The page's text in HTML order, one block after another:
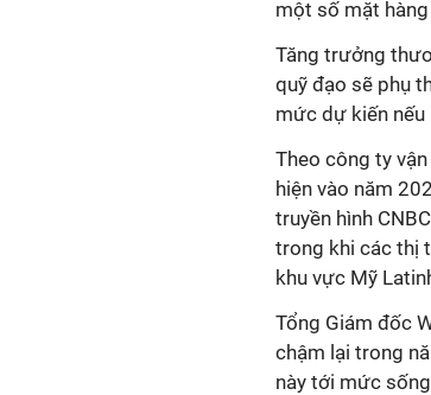
một số mặt
Tăng trưởng
quỹ đạo sẽ phụ
mức dự kiến nếu
Theo công ty
hiện vào năm
truyền hình
trong khi các thị
khu vực Mỹ
Tổng Giám đốc
chậm lại trong
này tới mức